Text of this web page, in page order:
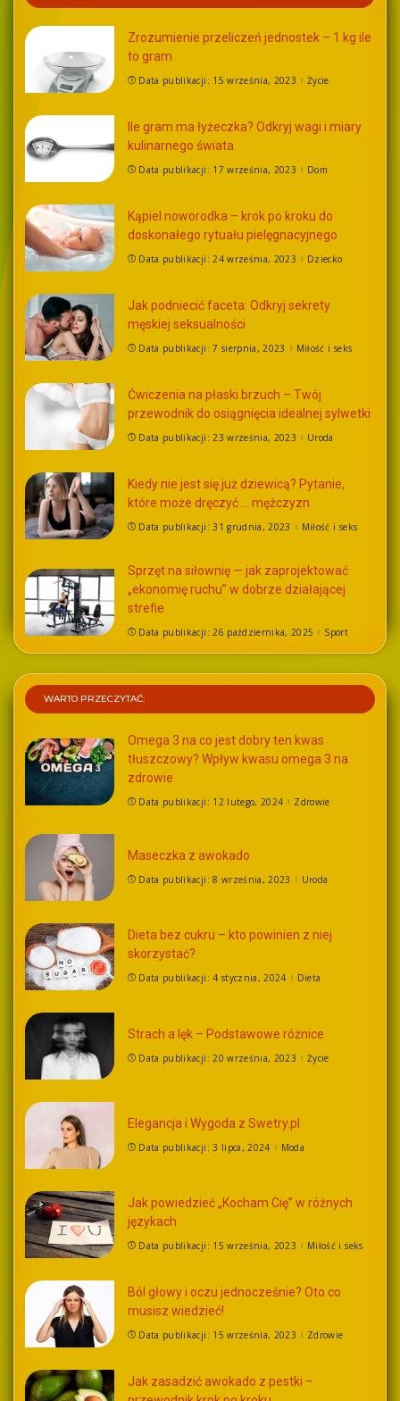
Zrozumienie przeliczeń jednostek – 1 kg ile
to gram
Data publikacji: 15 września, 2023 Życie
Ile gram ma łyżeczka? Odkryj wagi i miary
kulinarnego świata
Data publikacji: 17 września, 2023 Dom
Kąpiel noworodka – krok po kroku do
doskonałego rytuału pielęgnacyjnego
Data publikacji: 24 września, 2023 Dziecko
Jak podniecić faceta: Odkryj sekrety
męskiej seksualności
Data publikacji: 7 sierpnia, 2023 Miłość i seks
Ćwiczenia na płaski brzuch – Twój
przewodnik do osiągnięcia idealnej sylwetki
Data publikacji: 23 września, 2023 Uroda
Kiedy nie jest się już dziewicą? Pytanie,
które może dręczyć … mężczyzn
Data publikacji: 31 grudnia, 2023 Miłość i seks
Sprzęt na siłownię — jak zaprojektować
„ekonomię ruchu” w dobrze działającej
strefie
Data publikacji: 26 października, 2025 Sport
WARTO PRZECZYTAĆ:
Omega 3 na co jest dobry ten kwas
tłuszczowy? Wpływ kwasu omega 3 na
zdrowie
Data publikacji: 12 lutego, 2024 Zdrowie
Maseczka z awokado
Data publikacji: 8 września, 2023 Uroda
Dieta bez cukru – kto powinien z niej
skorzystać?
Data publikacji: 4 stycznia, 2024 Dieta
Strach a lęk – Podstawowe różnice
Data publikacji: 20 września, 2023 Życie
Elegancja i Wygoda z Swetry.pl
Data publikacji: 3 lipca, 2024 Moda
Jak powiedzieć „Kocham Cię” w różnych
językach
Data publikacji: 15 września, 2023 Miłość i seks
Ból głowy i oczu jednocześnie? Oto co
musisz wiedzieć!
Data publikacji: 15 września, 2023 Zdrowie
Jak zasadzić awokado z pestki –